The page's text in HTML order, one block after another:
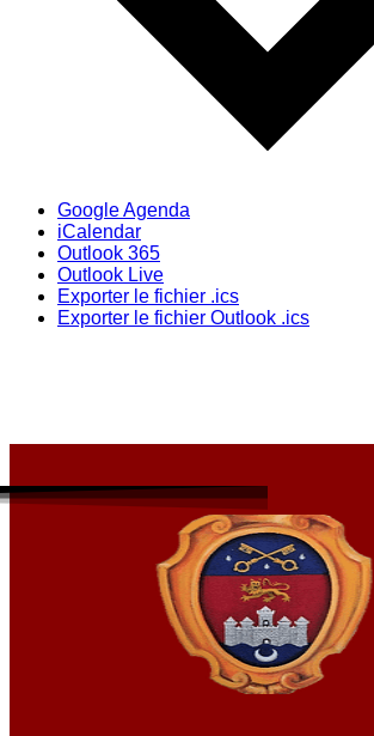
Google Agenda
iCalendar
Outlook 365
Outlook Live
Exporter le fichier .ics
Exporter le fichier Outlook .ics